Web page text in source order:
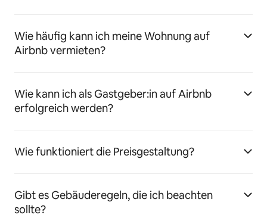
Wie häufig kann ich meine Wohnung auf
Airbnb vermieten?
Wie kann ich als Gastgeber:in auf Airbnb
erfolgreich werden?
Wie funktioniert die Preisgestaltung?
Gibt es Gebäuderegeln, die ich beachten
sollte?